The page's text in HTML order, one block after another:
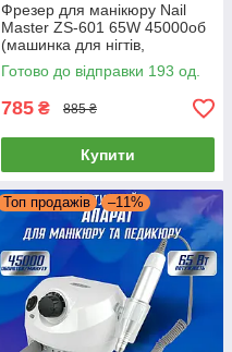
Фрезер для манікюру Nail
Master ZS-601 65W 45000об
(машинка для нігтів,
шліфування лаку, makeup,
насадки фрези )
Готово до відправки 193 од.
785 ₴ 885 ₴
Купити
Топ продажів –11%